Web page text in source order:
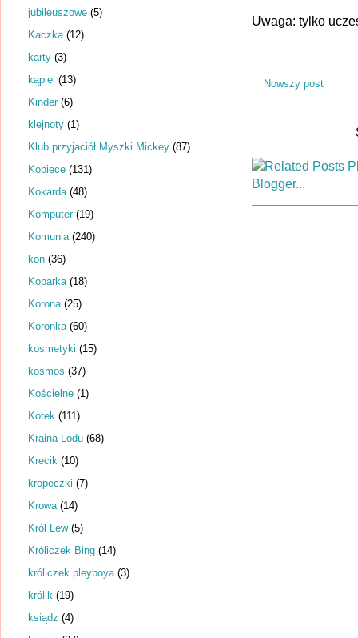
Uwaga: tylko
Nowszy post
jubileuszowe (5)
Kaczka (12)
karty (3)
kąpiel (13)
Kinder (6)
klejnoty (1)
Klub przyjaciół Myszki Mickey (87)
Kobiece (131)
Kokarda (48)
Komputer (19)
Komunia (240)
koń (36)
Koparka (18)
Korona (25)
Koronka (60)
kosmetyki (15)
kosmos (37)
Kościelne (1)
Kotek (111)
Kraina Lodu (68)
Krecik (10)
kropeczki (7)
Krowa (14)
Król Lew (5)
Króliczek Bing (14)
króliczek pleyboya (3)
królik (19)
ksiądz (4)